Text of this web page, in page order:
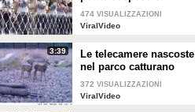
rompe facendole
cadere giù
474 VISUALIZZAZIONI
ViralVideo
3:39
Le telecamere nascoste
nel parco catturano
uno spettacolo
naturale mozzafiato
372 VISUALIZZAZIONI
ViralVideo